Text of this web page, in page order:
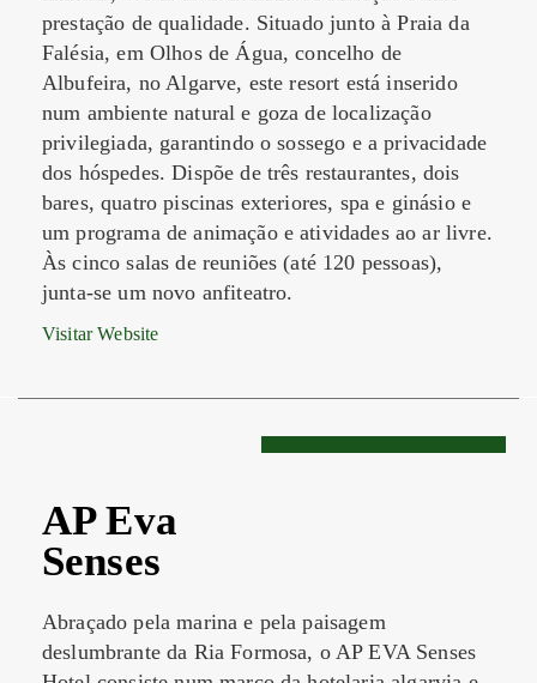
prestação de qualidade. Situado junto à Praia da
Falésia, em Olhos de Água, concelho de
Albufeira, no Algarve, este resort está inserido
num ambiente natural e goza de localização
privilegiada, garantindo o sossego e a privacidade
dos hóspedes. Dispõe de três restaurantes, dois
bares, quatro piscinas exteriores, spa e ginásio e
um programa de animação e atividades ao ar livre.
Às cinco salas de reuniões (até 120 pessoas),
junta-se um novo anfiteatro.
Visitar Website
AP Eva
Senses
Abraçado pela marina e pela paisagem
deslumbrante da Ria Formosa, o AP EVA Senses